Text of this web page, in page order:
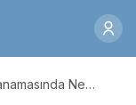
Ne
Paylaş